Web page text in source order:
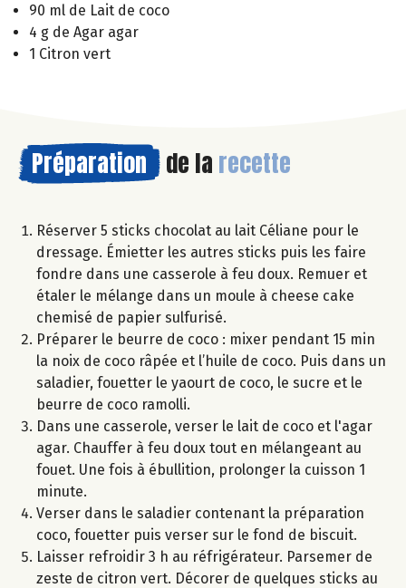
90 ml de Lait de coco
4 g de Agar agar
1 Citron vert
Préparation de la recette
Réserver 5 sticks chocolat au lait Céliane pour le
dressage. Émietter les autres sticks puis les faire
fondre dans une casserole à feu doux. Remuer et
étaler le mélange dans un moule à cheese cake
chemisé de papier sulfurisé.
Préparer le beurre de coco : mixer pendant 15 min
la noix de coco râpée et l’huile de coco. Puis dans un
saladier, fouetter le yaourt de coco, le sucre et le
beurre de coco ramolli.
Dans une casserole, verser le lait de coco et l'agar
agar. Chauffer à feu doux tout en mélangeant au
fouet. Une fois à ébullition, prolonger la cuisson 1
minute.
Verser dans le saladier contenant la préparation
coco, fouetter puis verser sur le fond de biscuit.
Laisser refroidir 3 h au réfrigérateur. Parsemer de
zeste de citron vert. Décorer de quelques sticks au